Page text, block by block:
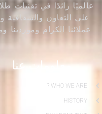
عالميًا رائدًا في تقنيات
على التعاون والشفافية
عملائنا الكرام وموردينا
معلومات عنا
WHO WE ARE ?
HISTORY